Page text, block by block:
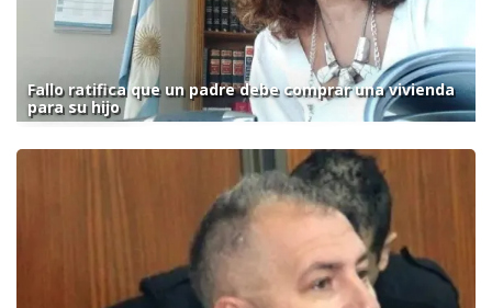
Fallo ratifica que un padre debe comprar una vivienda
para su hijo